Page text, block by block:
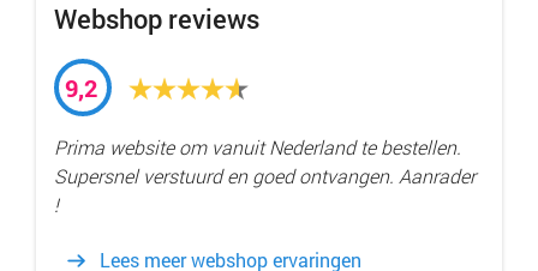
Webshop reviews
9,2
Prima website om vanuit Nederland te bestellen.
Supersnel verstuurd en goed ontvangen. Aanrader
!
Lees meer webshop ervaringen